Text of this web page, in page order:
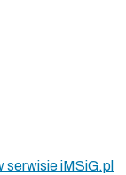
serwisie iMSiG.pl